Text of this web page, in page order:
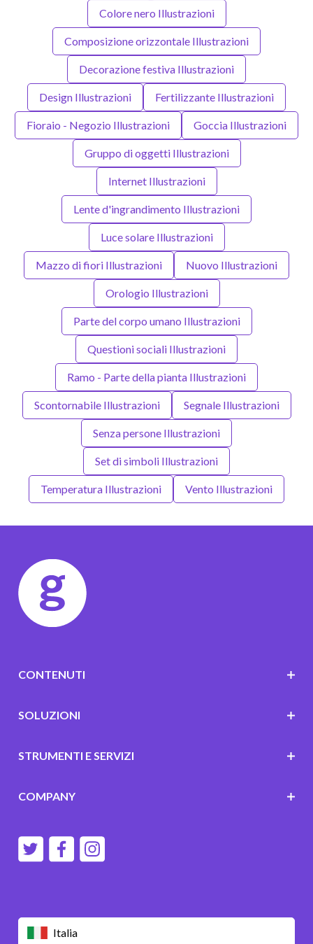
Colore nero Illustrazioni
Composizione orizzontale Illustrazioni
Decorazione festiva Illustrazioni
Design Illustrazioni Fertilizzante Illustrazioni
Fioraio - Negozio Illustrazioni Goccia Illustrazioni
Gruppo di oggetti Illustrazioni
Internet Illustrazioni
Lente d'ingrandimento Illustrazioni
Luce solare Illustrazioni
Mazzo di fiori Illustrazioni Nuovo Illustrazioni
Orologio Illustrazioni
Parte del corpo umano Illustrazioni
Questioni sociali Illustrazioni
Ramo - Parte della pianta Illustrazioni
Scontornabile Illustrazioni Segnale Illustrazioni
Senza persone Illustrazioni
Set di simboli Illustrazioni
Temperatura Illustrazioni Vento Illustrazioni
Italia
CONTENUTI
SOLUZIONI
STRUMENTI E SERVIZI
COMPANY